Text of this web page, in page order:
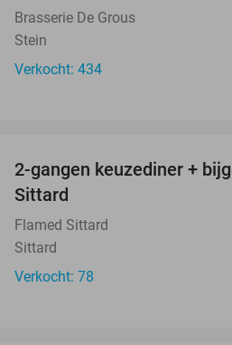
Brasserie De Grous
Stein
Verkocht: 434
2-gangen keuzediner +
Sittard
Flamed Sittard
Sittard
Verkocht: 78